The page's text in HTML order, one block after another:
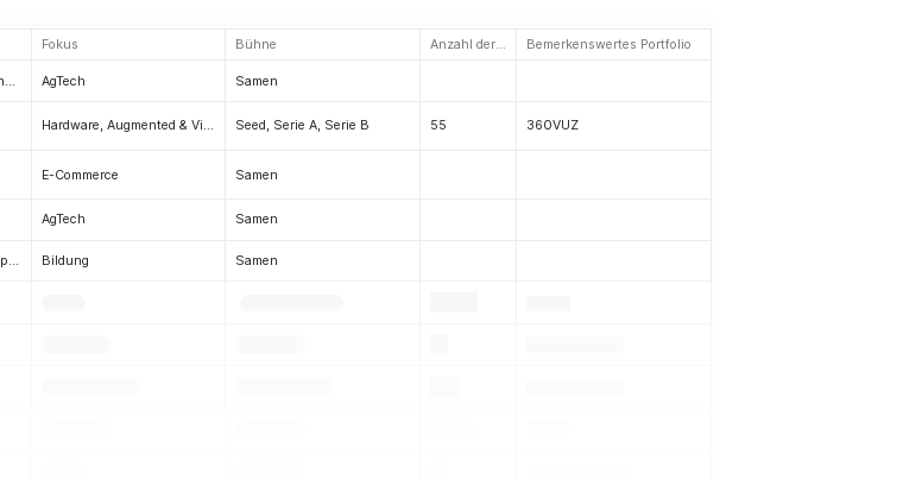
Fokus Bühne Anzahl der Investitionen Bemerkenswertes Portfolio
Globale Unternehmungen AgTech Samen
Hardware, Augmented & Virtual Reality (AR/VR), Unterhaltung & Medien, Apps, Creator Economy Seed, Serie A, Serie B 55 360VUZ
E-Commerce Samen
AgTech Samen
Outliers Risikokapital Bildung Samen